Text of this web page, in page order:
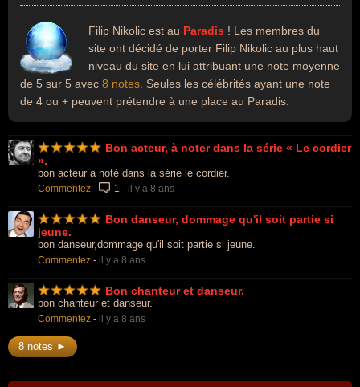
Filip Nikolic est au Paradis ! Les membres du
site ont décidé de porter Filip Nikolic au plus haut
niveau du site en lui attribuant une note moyenne
de 5 sur 5 avec 8 notes . Seules les célébrités ayant une note
de 4 ou + peuvent prétendre à une place au Paradis.
Bon acteur, à noter dans la série « Le cordier
».
bon acteur a noté dans la série le cordier.
Commentez - 1 - il y a 8 ans
Bon danseur, dommage qu'il soit partie si
jeune.
bon danseur,dommage qu'il soit partie si jeune.
Commentez - il y a 8 ans
Bon chanteur et danseur.
bon chanteur et danseur.
Commentez - il y a 8 ans
8 notes ►